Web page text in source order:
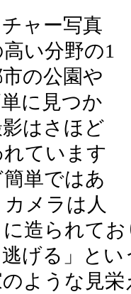
ャー写真
い分野の1
の公園や
に見つか
はさほど
ています
単ではあ
メラは人
造られて
げる」と
ような見